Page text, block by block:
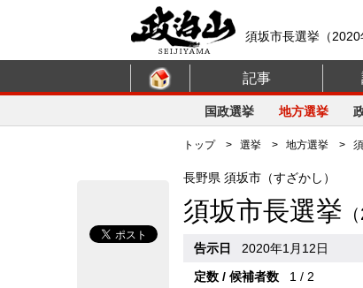
須坂市長選挙（
記事
国政選挙 地方選挙
トップ> 選挙 > 地方選挙 > 須
長野県 須坂市（すざかし）
須坂市長選挙
告示日 2020年1月12日
定数 / 候補者数
1 / 2